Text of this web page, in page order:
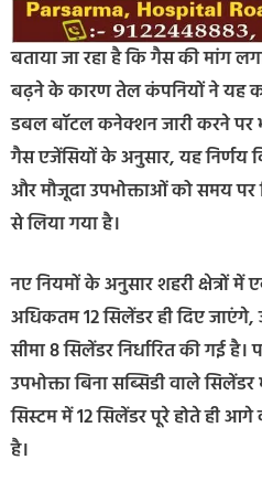
बताया जा रहा है कि गैस की मांग
बढ़ने के कारण तेल कंपनियों ने यह
डबल बॉटल कनेक्शन जारी करने पर
गैस एजेंसियों के अनुसार, यह निर्णय
और मौजूदा उपभोक्ताओं को समय
से लिया गया है।
नए नियमों के अनुसार शहरी क्षेत्रों
अधिकतम 12 सिलेंडर ही दिए
सीमा 8 सिलेंडर निर्धारित की गई
उपभोक्ता बिना सब्सिडी वाले
सिस्टम में 12 सिलेंडर पूरे होते ही आगे
है।